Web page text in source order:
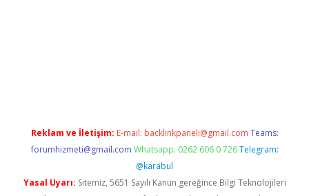
Reklam ve İletişim: E-mail: backlinkpaneli@gmail.com Teams:
forumhizmeti@gmail.com Whatsapp: 0262 606 0 726 Telegram:
@karabul
Yasal Uyarı: Sitemiz, 5651 Sayılı Kanun gereğince Bilgi Teknolojileri